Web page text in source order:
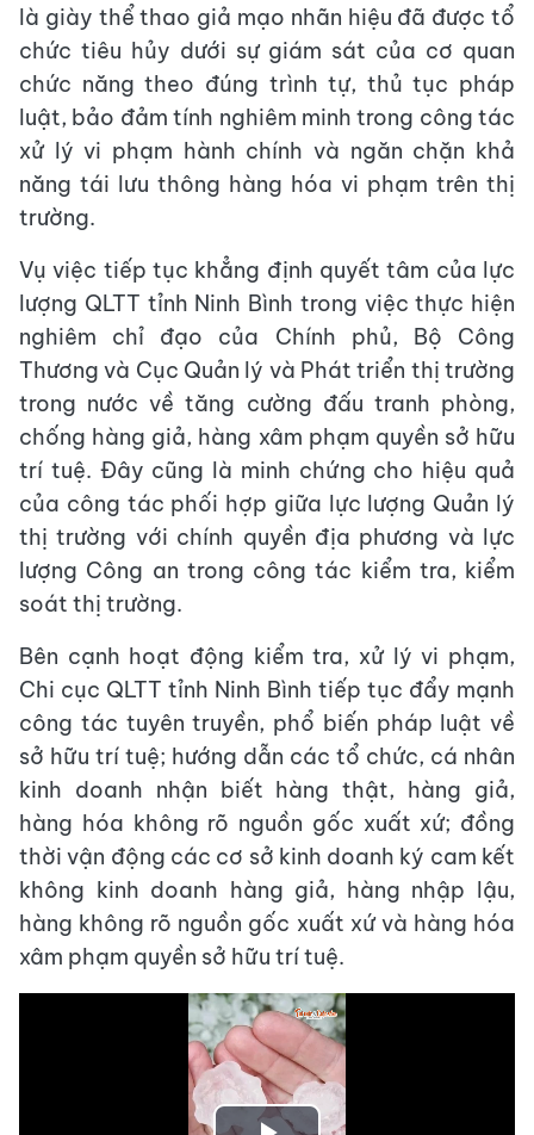
là giày thể thao giả mạo nhãn hiệu đã được tổ
chức tiêu hủy dưới sự giám sát của cơ quan
chức năng theo đúng trình tự, thủ tục pháp
luật, bảo đảm tính nghiêm minh trong công tác
xử lý vi phạm hành chính và ngăn chặn khả
năng tái lưu thông hàng hóa vi phạm trên thị
trường.
Vụ việc tiếp tục khẳng định quyết tâm của lực
lượng QLTT tỉnh Ninh Bình trong việc thực hiện
nghiêm chỉ đạo của Chính phủ, Bộ Công
Thương và Cục Quản lý và Phát triển thị trường
trong nước về tăng cường đấu tranh phòng,
chống hàng giả, hàng xâm phạm quyền sở hữu
trí tuệ. Đây cũng là minh chứng cho hiệu quả
của công tác phối hợp giữa lực lượng Quản lý
thị trường với chính quyền địa phương và lực
lượng Công an trong công tác kiểm tra, kiểm
soát thị trường.
Bên cạnh hoạt động kiểm tra, xử lý vi phạm,
Chi cục QLTT tỉnh Ninh Bình tiếp tục đẩy mạnh
công tác tuyên truyền, phổ biến pháp luật về
sở hữu trí tuệ; hướng dẫn các tổ chức, cá nhân
kinh doanh nhận biết hàng thật, hàng giả,
hàng hóa không rõ nguồn gốc xuất xứ; đồng
thời vận động các cơ sở kinh doanh ký cam kết
không kinh doanh hàng giả, hàng nhập lậu,
hàng không rõ nguồn gốc xuất xứ và hàng hóa
xâm phạm quyền sở hữu trí tuệ.